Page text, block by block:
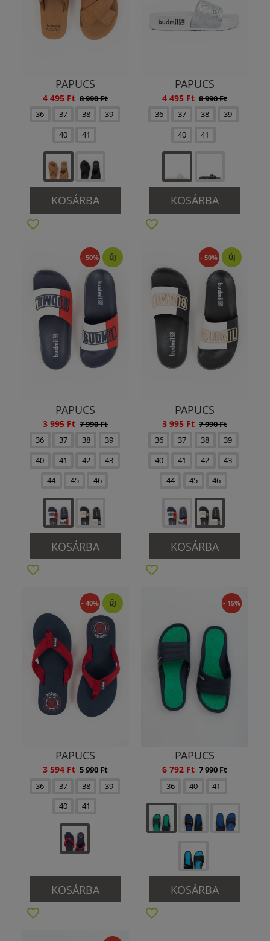
PAPUCS
4 495 Ft 8 990 Ft
36
37 38
39
40
41
KOSÁRBA
PAPUCS
4 495 Ft 8 990 Ft
36
37 38
39
40
41
KOSÁRBA
- 50% ÚJ
PAPUCS
3 995 Ft 7 990 Ft
36
37 38
39
40
41 42
43
44
45 46
KOSÁRBA
- 50% ÚJ
PAPUCS
3 995 Ft 7 990 Ft
36
37 38
39
40
41 42
43
44
45 46
KOSÁRBA
- 40% ÚJ
PAPUCS
3 594 Ft 5 990 Ft
36
37 38
39
40
41
KOSÁRBA
- 15%
PAPUCS
6 792 Ft 7 990 Ft
36
40 41
KOSÁRBA